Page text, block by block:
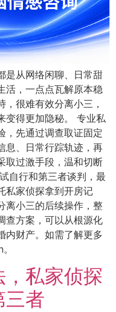
是从网络闲聊、日常甜
活，一点点瓦解原本稳
很难有效分离小三，
变得更加隐秘。 专业私
，先通过调查取证固定
息、日常行踪轨迹，再
取过激手段，温和切断
自行和第三者谈判，最
私家侦探拿到开房记
离小三的后续操作，整
查方案，可以从根源化
内财产。如需了解更多
私家侦探
三者